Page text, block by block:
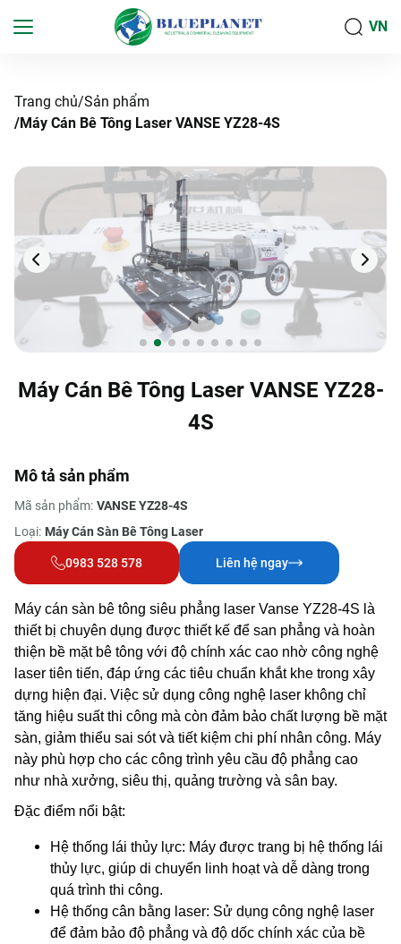
VN
Trang chủ Sản phẩm
Máy Cán Bê Tông Laser VANSE YZ28-4S
Máy Cán Bê Tông Laser VANSE YZ28-
4S
Mô tả sản phẩm
Mã sản phẩm: VANSE YZ28-4S
Loại: Máy Cán Sàn Bê Tông Laser
0983 528 578 Liên hệ ngay
Máy cán sàn bê tông siêu phẳng laser Vanse YZ28-4S là
thiết bị chuyên dụng được thiết kế để san phẳng và hoàn
thiện bề mặt bê tông với độ chính xác cao nhờ công nghệ
laser tiên tiến, đáp ứng các tiêu chuẩn khắt khe trong xây
dựng hiện đại. Việc sử dụng công nghệ laser không chỉ
tăng hiệu suất thi công mà còn đảm bảo chất lượng bề mặt
sàn, giảm thiểu sai sót và tiết kiệm chi phí nhân công. Máy
này phù hợp cho các công trình yêu cầu độ phẳng cao
như nhà xưởng, siêu thị, quảng trường và sân bay.
Đặc điểm nổi bật:
Hệ thống lái thủy lực: Máy được trang bị hệ thống lái
thủy lực, giúp di chuyển linh hoạt và dễ dàng trong
quá trình thi công.
Hệ thống cân bằng laser: Sử dụng công nghệ laser
để đảm bảo độ phẳng và độ dốc chính xác của bề